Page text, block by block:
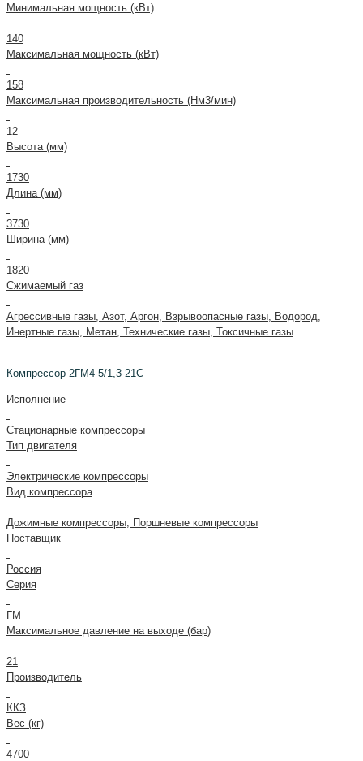
Минимальная мощность (кВт)
140
Максимальная мощность (кВт)
158
Максимальная производительность (Нм3/мин)
12
Высота (мм)
1730
Длина (мм)
3730
Ширина (мм)
1820
Сжимаемый газ
Агрессивные газы, Азот, Аргон, Взрывоопасные газы, Водород,
Инертные газы, Метан, Технические газы, Токсичные газы
Компрессор 2ГМ4-5/1,3-21С
Исполнение
Стационарные компрессоры
Тип двигателя
Электрические компрессоры
Вид компрессора
Дожимные компрессоры, Поршневые компрессоры
Поставщик
Россия
Серия
ГМ
Максимальное давление на выходе (бар)
21
Производитель
ККЗ
Вес (кг)
4700